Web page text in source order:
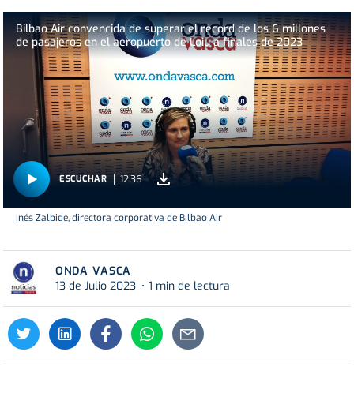
Bilbao Air convencida de superar el récord de los 6 millones
de pasajeros en el aeropuerto de Loiu a finales de 2023
ESCUCHAR 12:36
Inés Zalbide, directora corporativa de Bilbao Air
ONDA VASCA
13 de Julio 2023
1 min de lectura